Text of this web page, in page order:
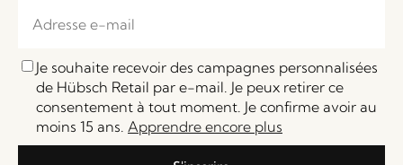
Je souhaite recevoir des campagnes personnalisées
de Hübsch Retail par e-mail. Je peux retirer ce
consentement à tout moment. Je confirme avoir au
moins 15 ans. Apprendre encore plus